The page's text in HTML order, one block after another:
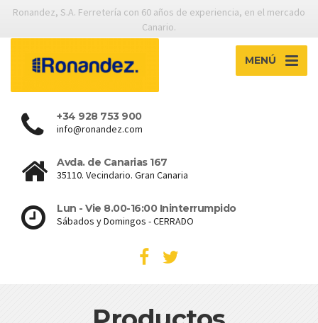
Ronandez, S.A. Ferretería con 60 años de experiencia, en el mercado
Canario.
MENÚ
+34 928 753 900
info@ronandez.com
Avda. de Canarias 167
35110. Vecindario. Gran Canaria
Lun - Vie 8.00-16:00 Ininterrumpido
Sábados y Domingos - CERRADO